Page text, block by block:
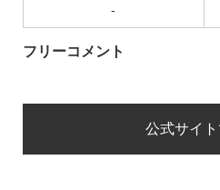
-
フリーコメント
公式サイト